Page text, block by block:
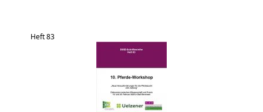
Heft 83